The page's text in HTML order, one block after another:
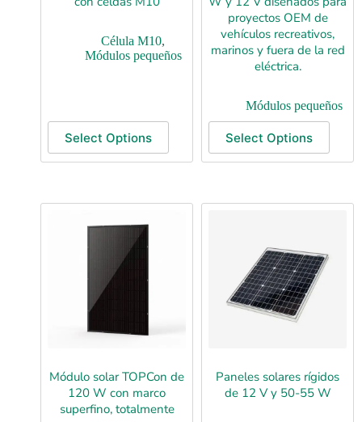
Célula M10,
Módulos pequeños
Select Options
proyectos OEM de
vehículos recreativos,
marinos y fuera de la red
eléctrica.
Módulos pequeños
Select Options
Módulo solar TOPCon de
120 W con marco
superfino, totalmente
Paneles solares rígidos
de 12 V y 50-55 W